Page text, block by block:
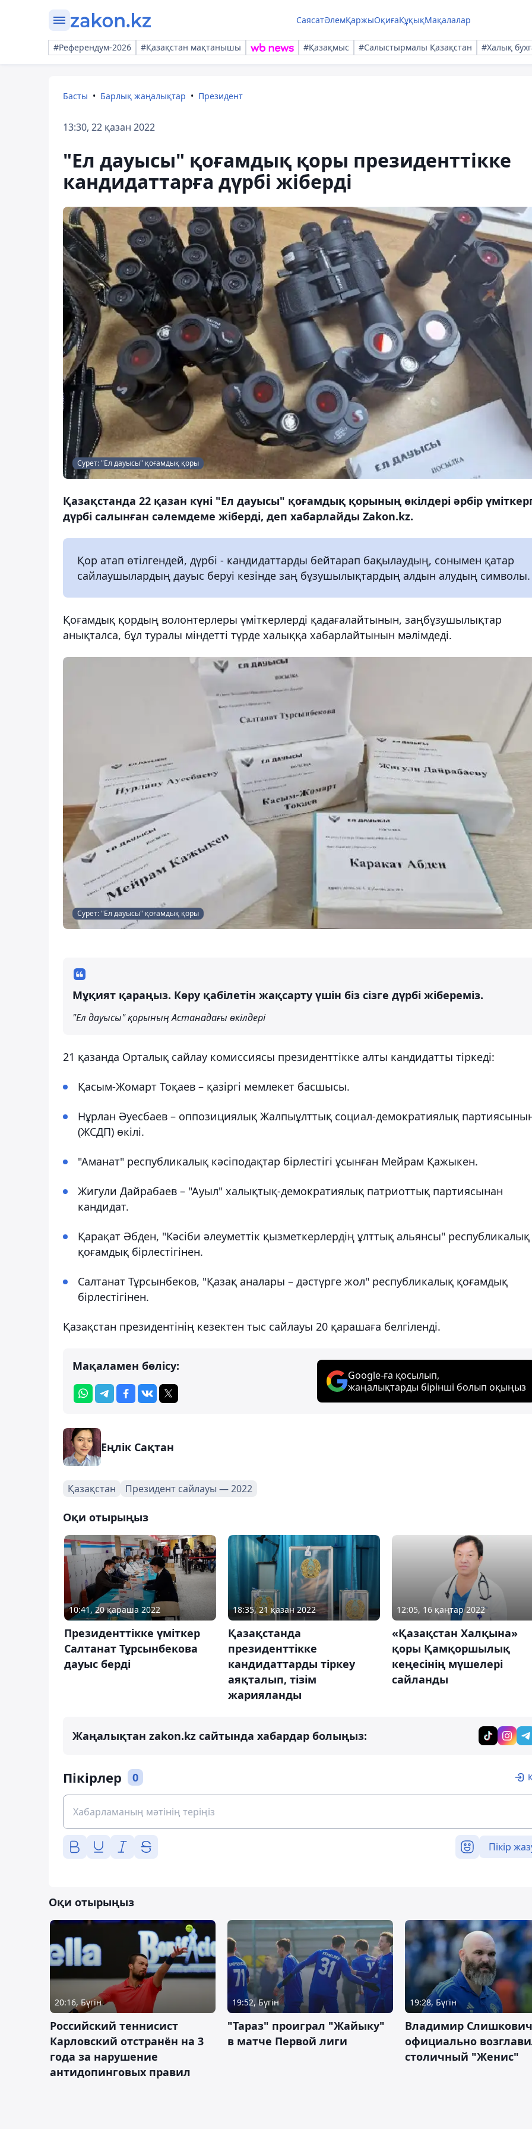
СаясатӘлемҚаржыОқиғаҚұқықМақалалар
#Референдум-2026 #Қазақстан мақтанышы #Қазақмыс #Салыстырмалы Қазақстан #Халық
Басты Барлық жаңалықтар Президент
13:30, 22 қазан 2022
"Ел дауысы" қоғамдық қоры президенттікке
кандидаттарға дүрбі жіберді
Сурет: "Ел дауысы" қоғамдық қоры
Қазақстанда 22 қазан күні "Ел дауысы" қоғамдық қорының өкілдері әрбір
дүрбі салынған сәлемдеме жіберді, деп хабарлайды Zakon.kz.
Қор атап өтілгендей, дүрбі - кандидаттарды бейтарап бақылаудың, сонымен қатар
сайлаушылардың дауыс беруі кезінде заң бұзушылықтардың алдын алудың символы.
Қоғамдық қордың волонтерлеры үміткерлерді қадағалайтынын, заңбұзушылықтар
анықталса, бұл туралы міндетті түрде халыққа хабарлайтынын мәлімдеді.
Сурет: "Ел дауысы" қоғамдық қоры
Мұқият қараңыз. Көру қабілетін жақсарту үшін біз сізге дүрбі жібереміз.
"Ел дауысы" қорының Астанадағы өкілдері
21 қазанда Орталық сайлау комиссиясы президенттікке алты кандидатты тіркеді:
Қасым-Жомарт Тоқаев – қазіргі мемлекет басшысы.
Нұрлан Әуесбаев – оппозициялық Жалпыұлттық социал-демократиялық
(ЖСДП) өкілі.
"Аманат" республикалық кәсіподақтар бірлестігі ұсынған Мейрам Қажыкен.
Жигули Дайрабаев – "Ауыл" халықтық-демократиялық патриоттық партиясынан
кандидат.
Қарақат Әбден, "Кәсіби әлеуметтік қызметкерлердің ұлттық альянсы" республикалық
қоғамдық бірлестігінен.
Салтанат Тұрсынбеков, "Қазақ аналары – дәстүрге жол" республикалық қоғамдық
бірлестігінен.
Қазақстан президентінің кезектен тыс сайлауы 20 қарашаға белгіленді.
Мақаламен бөлісу:
Google-ға қосылып,
жаңалықтарды бірінші болып оқыңыз
Еңлік Сақтан
Қазақстан Президент сайлауы — 2022
Оқи отырыңыз
10:41, 20 қараша 2022
Президенттікке үміткер
Салтанат Тұрсынбекова
дауыс берді
18:35, 21 қазан 2022
Қазақстанда
президенттікке
кандидаттарды тіркеу
аяқталып, тізім
жарияланды
12:05, 16 қаңтар 2022
«Қазақстан Халқына»
қоры Қамқоршылық
кеңесінің мүшелері
сайланды
Жаңалықтан zakon.kz сайтында хабардар болыңыз:
Пікірлер 0
Пікір
Оқи отырыңыз
20:16, Бүгін
Российский теннисист
Карловский отстранён на 3
года за нарушение
антидопинговых правил
19:52, Бүгін
"Тараз" проиграл "Жайыку"
в матче Первой лиги
19:28, Бүгін
Владимир Слишкович
официально
столичный "Женис"